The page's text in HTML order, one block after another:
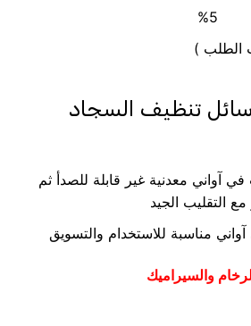
الطلب )
تنظيف السجاد
آواني معدنية غير قابلة للصدأ ثم
التقليب الجيد
آواني مناسبة للاستخدام والتسويق
والسيراميك